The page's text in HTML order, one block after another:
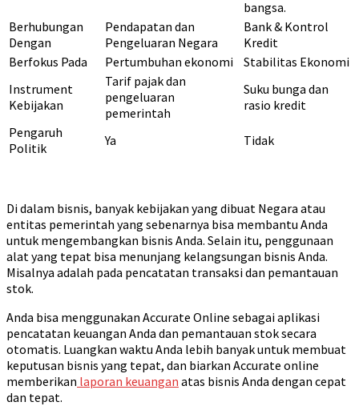
bangsa.
Berhubungan
Dengan
Pendapatan dan
Pengeluaran Negara
Bank & Kontrol
Kredit
Berfokus Pada
Pertumbuhan ekonomi
Stabilitas Ekonomi
Instrument
Kebijakan
Tarif pajak dan
pengeluaran
pemerintah
Suku bunga dan
rasio kredit
Pengaruh
Politik
Ya Tidak
Di dalam bisnis, banyak kebijakan yang dibuat Negara atau
entitas pemerintah yang sebenarnya bisa membantu Anda
untuk mengembangkan bisnis Anda. Selain itu, penggunaan
alat yang tepat bisa menunjang kelangsungan bisnis Anda.
Misalnya adalah pada pencatatan transaksi dan pemantauan
stok.
Anda bisa menggunakan Accurate Online sebagai aplikasi
pencatatan keuangan Anda dan pemantauan stok secara
otomatis. Luangkan waktu Anda lebih banyak untuk membuat
keputusan bisnis yang tepat, dan biarkan Accurate online
memberikan laporan keuangan atas bisnis Anda dengan cepat
dan tepat.